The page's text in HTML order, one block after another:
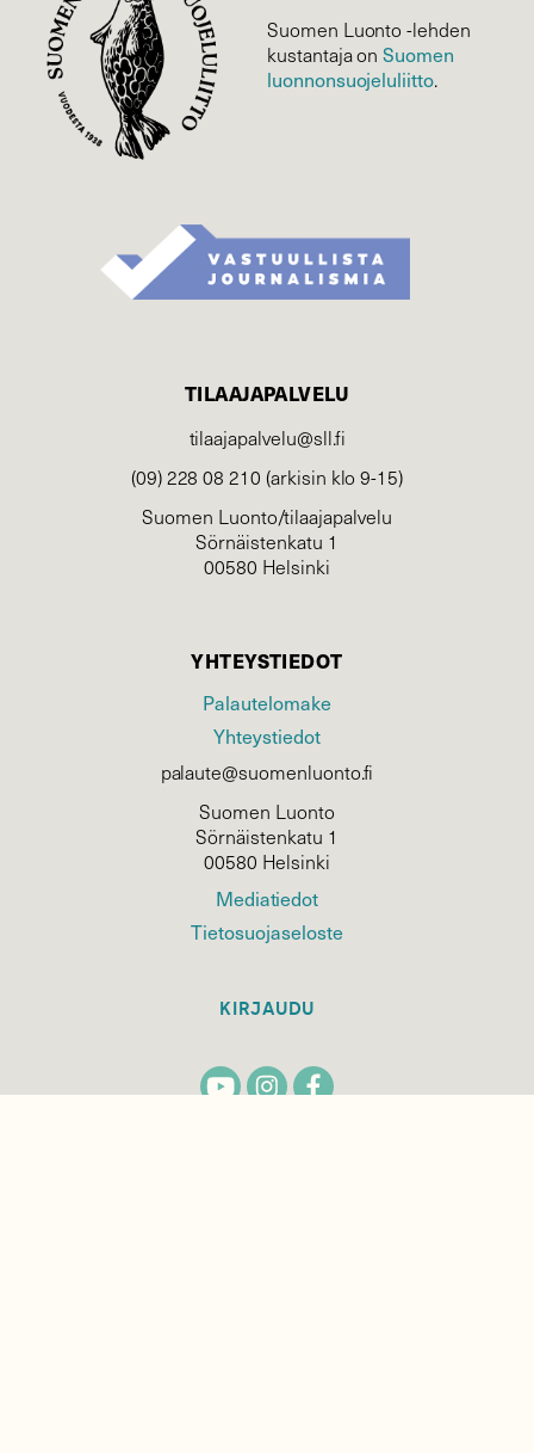
Suomen Luonto -lehden
kustantaja onSuomen
luonnonsuojelu­liitto.
TILAAJAPALVELU
tilaajapalvelu@sll.fi
(09) 228 08 210 (arkisin klo 9-15)
Suomen Luonto/tilaajapalvelu
Sörnäistenkatu 1
00580 Helsinki
YHTEYSTIEDOT
Palautelomake
Yhteystiedot
palaute@suomenluonto.fi
Suomen Luonto
Sörnäistenkatu 1
00580 Helsinki
Mediatiedot
Tietosuojaseloste
KIRJAUDU